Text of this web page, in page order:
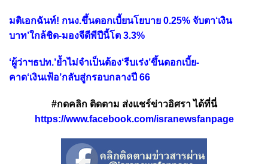
มติเอกฉันท์! กนง.ขึ้นดอกเบี้ยนโยบาย 0.25% จับตา‘เงิน
บาท’ใกล้ชิด-มองจีดีพีปีนี้โต 3.3%
‘ผู้ว่าฯธปท.’ย้ำไม่จำเป็นต้อง‘รีบเร่ง’ขึ้นดอกเบี้ย-
คาด‘เงินเฟ้อ’กลับสู่กรอบกลางปี 66
#กดคลิก ติดตาม ส่งแชร์ข่าวอิศรา ได้ที่นี่
https://www.facebook.com/isranewsfanpage